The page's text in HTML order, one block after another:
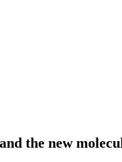
the new